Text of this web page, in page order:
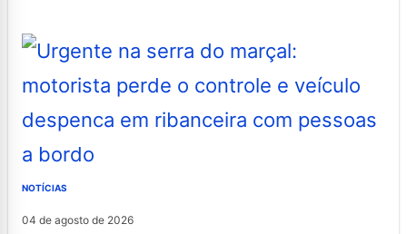
NOTÍCIAS
04 de agosto de 2026